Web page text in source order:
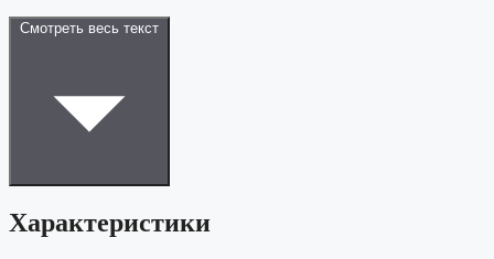
Смотреть весь текст
Характеристики